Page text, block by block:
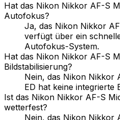
Hat das Nikon Nikkor AF-S
Autofokus?
Ja, das Nikon Nikkor
verfügt über ein
Autofokus-System.
Hat das Nikon Nikkor AF-S
Bildstabilisierung?
Nein, das Nikon Nikkor
ED hat keine integrierte
Ist das Nikon Nikkor AF-S
wetterfest?
Nein, das Nikon Nikkor